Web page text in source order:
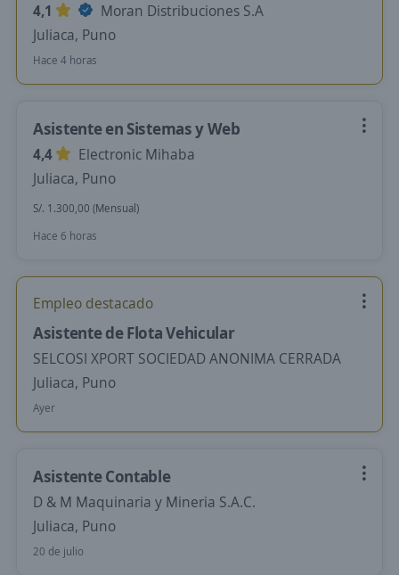
4,1
Moran Distribuciones S.A
Juliaca, Puno
Hace 4 horas
Asistente en Sistemas y Web
4,4
Electronic Mihaba
Juliaca, Puno
S/. 1.300,00 (Mensual)
Hace 6 horas
Empleo destacado
Asistente de Flota Vehicular
SELCOSI XPORT SOCIEDAD ANONIMA CERRADA
Juliaca, Puno
Ayer
Asistente Contable
D & M Maquinaria y Mineria S.A.C.
Juliaca, Puno
20 de julio